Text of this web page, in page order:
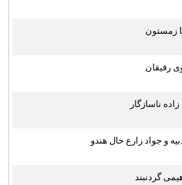
زمستون
رفیقان
ناسازگار
و جواد زارع خال هندو
گردنبند